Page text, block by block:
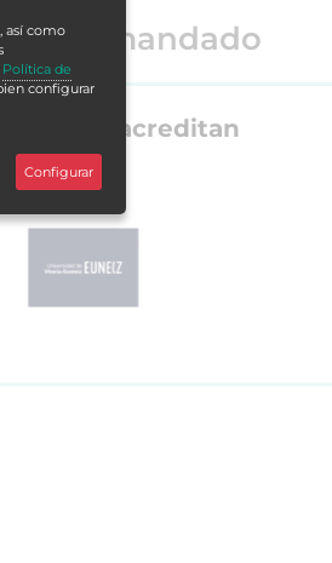
demandado
Nos acreditan
así como
Política de
configurar
Configurar